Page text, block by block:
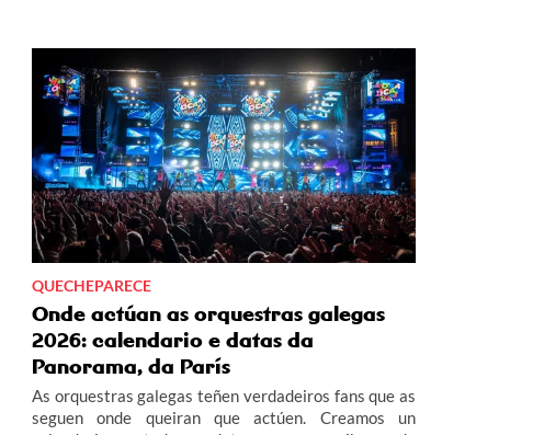
QUECHEPARECE
Onde actúan as orquestras galegas
2026: calendario e datas da
Panorama, da París
As orquestras galegas teñen verdadeiros fans que as
seguen onde queiran que actúen. Creamos un